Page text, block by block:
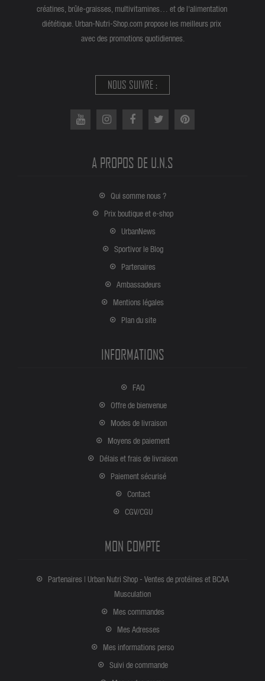
créatines, brûle-graisses, multivitamines… et de l'alimentation
diététique. Urban-Nutri-Shop.com propose les meilleurs prix
avec des promotions quotidiennes.
NOUS SUIVRE :
A PROPOS DE U.N.S
Qui somme nous ?
Prix boutique et e-shop
UrbanNews
Sportivor le Blog
Partenaires
Ambassadeurs
Mentions légales
Plan du site
INFORMATIONS
FAQ
Offre de bienvenue
Modes de livraison
Moyens de paiement
Délais et frais de livraison
Paiement sécurisé
Contact
CGV/CGU
MON COMPTE
Partenaires | Urban Nutri Shop - Ventes de protéines et BCAA
Musculation
Mes commandes
Mes Adresses
Mes informations perso
Suivi de commande